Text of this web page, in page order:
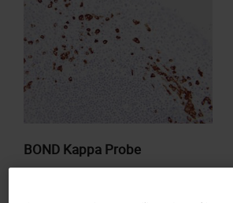
BOND Kappa Probe